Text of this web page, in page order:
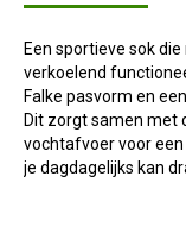
Een sportieve sok
verkoelend
Falke pasvorm en
Dit zorgt samen met
vochtafvoer voor
je dagdagelijks kan